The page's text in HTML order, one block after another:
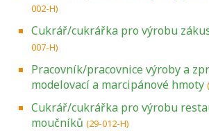
002-H)
Cukrář/cukrářka pro výrobu
007-H)
Pracovník/pracovnice výroby a
modelovací a marcipánové hmoty
Cukrář/cukrářka pro výrobu
moučníků (29-012-H)